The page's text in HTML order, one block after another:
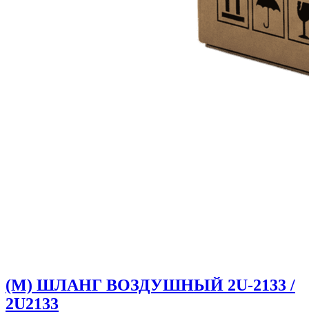
(M) ШЛАНГ ВОЗДУШНЫЙ 2U-2133 /
2U2133